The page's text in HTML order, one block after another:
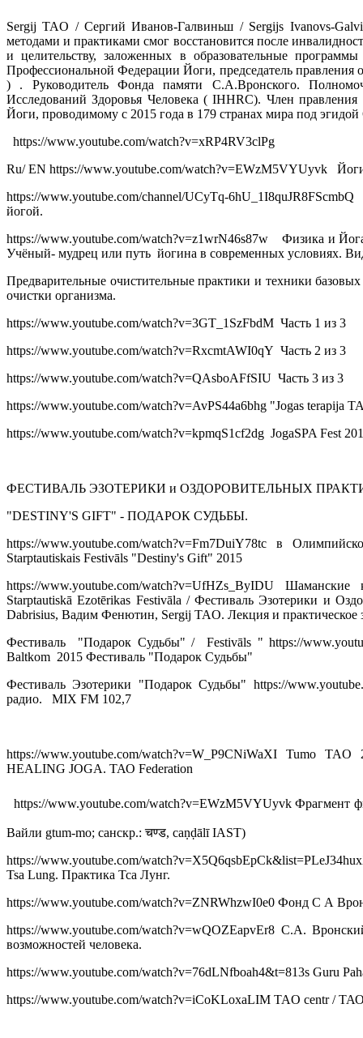
Sergij TAO / Cергий Иванов-Галвиньш / Sergijs Ivanovs-
методами и практиками смог восстановится после
и целительству, заложенных в образовательные
Профессиональной Федерации Йоги, председатель
) . Руководитель Фонда памяти С.А.Вронского.
Исследований Здоровья Человека ( IHHRC). Член
Йоги, проводимому с 2015 года в 179 странах мира под
https://www.youtube.com/watch?v=xRP4RV3clPg
Ru/ EN https://www.youtube.com/watch?v=EWzM5VYUyvk
https://www.youtube.com/channel/UCyTq-
йогой.
https://www.youtube.com/watch?v=z1wrN46s87w Физика и
Учёный- мудрец или путь йогина в современных условиях.
Предварительные очистительные практики и техники
очистки организма.
https://www.youtube.com/watch?v=3GT_1SzFbdM Часть 1 из 3
https://www.youtube.com/watch?v=RxcmtAWI0qY Часть 2 из 3
https://www.youtube.com/watch?v=QAsboAFfSIU Часть 3 из 3
https://www.youtube.com/watch?v=AvPS44a6bhg "Jogas terapija
https://www.youtube.com/watch?v=kpmqS1cf2dg JogaSPA Fest
ФЕСТИВАЛЬ ЭЗОТЕРИКИ и ОЗДОРОВИТЕЛЬНЫХ
"DESTINY'S GIFT" - ПОДАРОК СУДЬБЫ.
https://www.youtube.com/watch?v=Fm7DuiY78tc в
Starptautiskais Festivāls "Destiny's Gift" 2015
https://www.youtube.com/watch?v=UfHZs_ByIDU
Starptautiskā Ezotērikas Festivāla / Фестиваль Эзотерики и
Dabrisius, Вадим Фенютин, Sergij TAO. Лекция и практическое
Фестиваль "Подарок Судьбы" / Festivāls " https://
Baltkom 2015 Фестиваль "Подарок Судьбы"
Фестиваль Эзотерики "Подарок Судьбы" https://
радио. MIX FM 102,7
https://www.youtube.com/watch?v=W_P9CNiWaXI Tumo
HEALING JOGA. ТАО Federation
https://www.youtube.com/watch?v=EWzM5VYUyvk Фрагмент
Вайли gtum-mo; санскр.: चण्ड, caṇḍālī IAST)
https://www.youtube.com/
Tsa Lung. Практика Тса Лунг.
https://www.youtube.com/watch?v=ZNRWhzwI0e0 Фонд С А
https://www.youtube.com/watch?v=wQOZEapvEr8 С.А.
возможностей человека.
https://www.youtube.com/watch?v=76dLNfboah4&t=813s Guru
https://www.youtube.com/watch?v=iCoKLoxaLIM TAO centr /